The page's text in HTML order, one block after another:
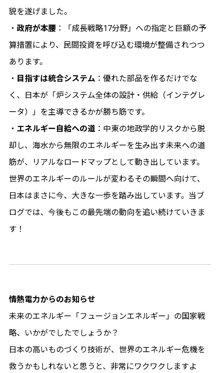
貌を遂げました。
・ 政府が本腰：「成長戦略17分野」への指定と巨額の予
算措置により、民間投資を呼び込む環境が整備されつつ
あります。
・ 目指すは統合システム ：優れた部品を作るだけでな
く、日本が「炉システム全体の設計・供給（インテグレ
ータ）」を主導できるかが勝ち筋です。
・ エネルギー自給への道：中東の地政学的リスクから脱
却し、海水から無限のエネルギーを生み出す未来への道
筋が、リアルなロードマップとして動き出しています。
世界のエネルギーのルールが変わるその瞬間へ向けて、
日本はまさに今、大きな一歩を踏み出しています。当ブ
ログでは、今後もこの最先端の動向を追い続けていきま
す！
情熱電力からのお知らせ
未来のエネルギー「フュージョンエネルギー」の国家戦
略、いかがでしたでしょうか？
日本の高いものづくり技術が、世界のエネルギー危機を
救うかもしれないと思うと、非常にワクワクしますよ